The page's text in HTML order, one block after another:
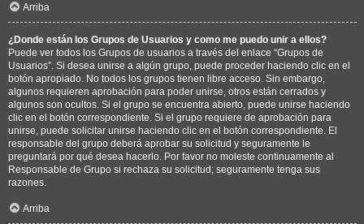
Arriba
¿Donde están los Grupos de Usuarios y como me puedo unir a ellos?
Puede ver todos los Grupos de usuarios a través del enlace “Grupos de
Usuarios”. Si desea unirse a algún grupo, puede proceder haciendo clic en el
botón apropiado. No todos los grupos tienen libre acceso. Sin embargo,
algunos requieren aprobación para poder unirse, otros están cerrados y
algunos son ocultos. Si el grupo se encuentra abierto, puede unirse haciendo
clic en el botón correspondiente. Si el grupo requiere de aprobación para
unirse, puede solicitar unirse haciendo clic en el botón correspondiente. El
responsable del grupo deberá aprobar su solicitud y seguramente le
preguntará por qué desea hacerlo. Por favor no moleste continuamente al
Responsable de Grupo si rechaza su solicitud; seguramente tenga sus
razones.
Arriba